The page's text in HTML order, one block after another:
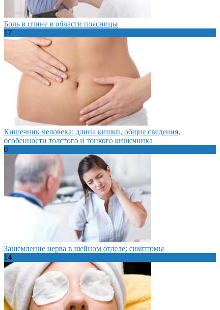
Боль в спине в области поясницы
17
Кишечник человека: длина кишки, общие сведения,
особенности толстого и тонкого кишечника
0
Защемление нерва в шейном отделе: симптомы
14